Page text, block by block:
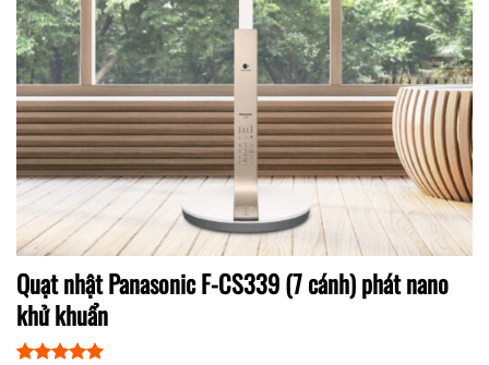
Quạt nhật Panasonic F-CS339 (7 cánh) phát nano
khử khuẩn